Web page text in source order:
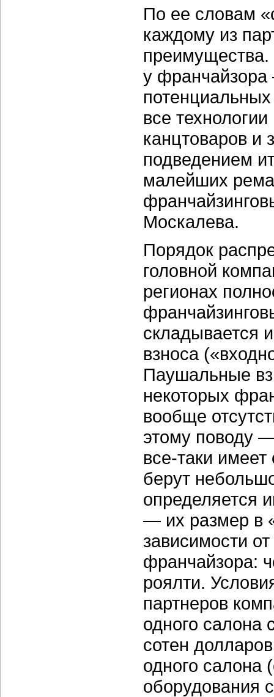
По ее словам
каждому из
преимущества.
у
все
канцтоваров и
подведением
малейших
Москалева.
Порядок
головной
регионах
складывается
взноса
Паушальные
некоторых
вообще
этому поводу
все-таки имеет
берут
определяется
— их размер в
зависимости
франчайзора:
роялти.
партнеров
одного салона
сотен
одного салона
оборудования